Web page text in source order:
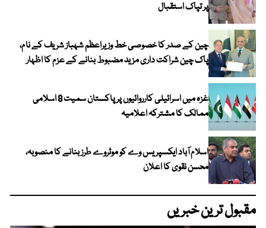
پر تپاک استقبال
چین کے صدر کا خصوصی خط وزیراعظم شہباز شریف کے نام،
پاک چین شراکت داری مزید مضبوط بنانے کے عزم کا اظہار
غزہ میں اسرائیلی کارروائیوں پر پاکستان سمیت 8 اسلامی
ممالک کا مشترکہ اعلامیہ
اسلام آباد ایکسپریس وے کو موٹروے طرز بنانے کا منصوبہ،
محسن نقوی کا اعلان
مقبول ترین خبریں